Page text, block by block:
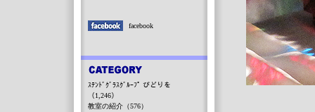
facebook
ｽﾃﾝﾄﾞｸﾞﾗｽｸﾞﾙｰﾌﾟ びどりを
（1,246）
教室の紹介（576）